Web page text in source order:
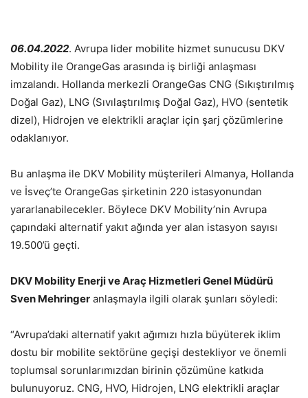
06.04.2022. Avrupa lider mobilite hizmet sunucusu DKV
Mobility ile OrangeGas arasında iş birliği anlaşması
imzalandı. Hollanda merkezli OrangeGas CNG (Sıkıştırılmış
Doğal Gaz), LNG (Sıvılaştırılmış Doğal Gaz), HVO (sentetik
dizel), Hidrojen ve elektrikli araçlar için şarj çözümlerine
odaklanıyor.
Bu anlaşma ile DKV Mobility müşterileri Almanya, Hollanda
ve İsveç’te OrangeGas şirketinin 220 istasyonundan
yararlanabilecekler. Böylece DKV Mobility’nin Avrupa
çapındaki alternatif yakıt ağında yer alan istasyon sayısı
19.500’ü geçti.
DKV Mobility Enerji ve Araç Hizmetleri Genel Müdürü
Sven Mehringer anlaşmayla ilgili olarak şunları söyledi:
“Avrupa’daki alternatif yakıt ağımızı hızla büyüterek iklim
dostu bir mobilite sektörüne geçişi destekliyor ve önemli
toplumsal sorunlarımızdan birinin çözümüne katkıda
bulunuyoruz. CNG, HVO, Hidrojen, LNG elektrikli araçlar